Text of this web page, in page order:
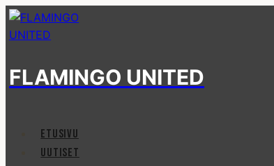
Siirry
sisältöön
FLAMINGO UNITED
ETUSIVU
UUTISET